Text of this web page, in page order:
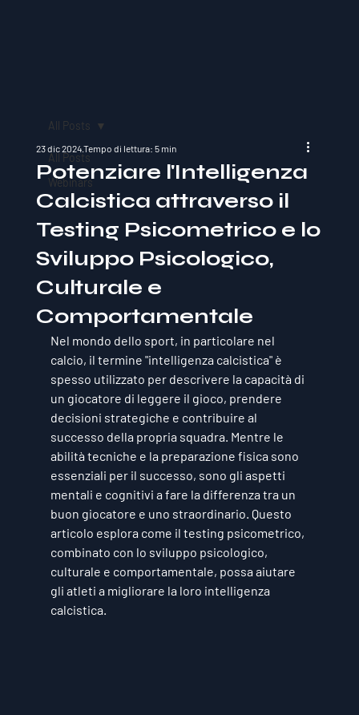
All Posts
Webinars
All Posts
Potenziare l'Intelligenza
Calcistica attraverso il
Testing Psicometrico e lo
Sviluppo Psicologico,
Culturale e
Comportamentale
23 dic 2024Tempo di lettura: 5 min
Nel mondo dello sport, in particolare nel
calcio, il termine "intelligenza calcistica" è
spesso utilizzato per descrivere la capacità di
un giocatore di leggere il gioco, prendere
decisioni strategiche e contribuire al
successo della propria squadra. Mentre le
abilità tecniche e la preparazione fisica sono
essenziali per il successo, sono gli aspetti
mentali e cognitivi a fare la differenza tra un
buon giocatore e uno straordinario. Questo
articolo esplora come il testing psicometrico,
combinato con lo sviluppo psicologico,
culturale e comportamentale, possa aiutare
gli atleti a migliorare la loro intelligenza
calcistica.